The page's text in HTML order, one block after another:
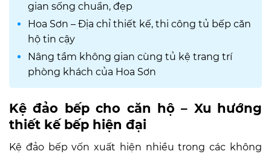
gian sống chuẩn, đẹp
Hoa Sơn – Địa chỉ thiết kế, thi công tủ bếp căn
hộ tin cậy
Nâng tầm không gian cùng tủ kệ trang trí
phòng khách của Hoa Sơn
Kệ đảo bếp cho căn hộ – Xu hướng
thiết kế bếp hiện đại
Kệ đảo bếp vốn xuất hiện nhiều trong các không